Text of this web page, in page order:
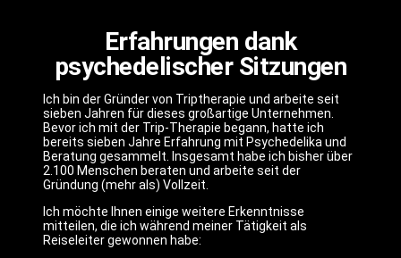
Erfahrungen dank
psychedelischer Sitzungen
Ich bin der Gründer von Triptherapie und arbeite seit
sieben Jahren für dieses großartige Unternehmen.
Bevor ich mit der Trip-Therapie begann, hatte ich
bereits sieben Jahre Erfahrung mit Psychedelika und
Beratung gesammelt. Insgesamt habe ich bisher über
2.100 Menschen beraten und arbeite seit der
Gründung (mehr als) Vollzeit.
Ich möchte Ihnen einige weitere Erkenntnisse
mitteilen, die ich während meiner Tätigkeit als
Reiseleiter gewonnen habe: